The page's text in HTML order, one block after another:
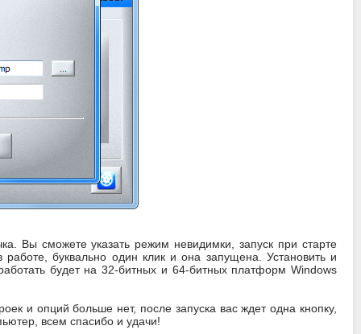
Вы сможете указать режим невидимки, запуск при старте
буквально один клик и она запущена. Установить и
будет на 32-битных и 64-битных платформ Windows
и опций больше нет, после запуска вас ждет одна кнопку,
всем спасибо и удачи!